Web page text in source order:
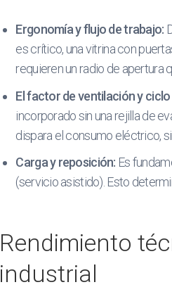
Ergonomía y flujo de trabajo:
es crítico, una vitrina con
requieren un radio de apertura
El factor de ventilación y ciclo
incorporado sin una rejilla de
dispara el consumo eléctrico,
Carga y reposición: Es
(servicio asistido). Esto
Rendimiento
industrial